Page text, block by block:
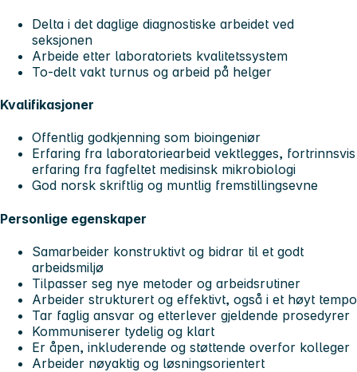
Delta i det daglige diagnostiske arbeidet ved
seksjonen
Arbeide etter laboratoriets kvalitetssystem
To-delt vakt turnus og arbeid på helger
Kvalifikasjoner
Offentlig godkjenning som bioingeniør
Erfaring fra laboratoriearbeid vektlegges, fortrinnsvis
erfaring fra fagfeltet medisinsk mikrobiologi
God norsk skriftlig og muntlig fremstillingsevne
Personlige egenskaper
Samarbeider konstruktivt og bidrar til et godt
arbeidsmiljø
Tilpasser seg nye metoder og arbeidsrutiner
Arbeider strukturert og effektivt, også i et høyt tempo
Tar faglig ansvar og etterlever gjeldende prosedyrer
Kommuniserer tydelig og klart
Er åpen, inkluderende og støttende overfor kolleger
Arbeider nøyaktig og løsningsorientert